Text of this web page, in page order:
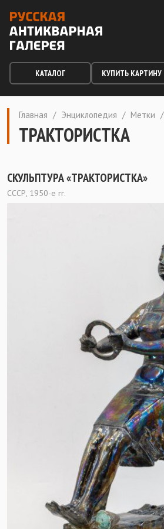
КАТАЛОГ КУПИТЬ КАРТИНУ
Главная / Энциклопедия / Метки /
ТРАКТОРИСТКА
СКУЛЬПТУРА «ТРАКТОРИСТКА»
СССР, 1950-е гг.